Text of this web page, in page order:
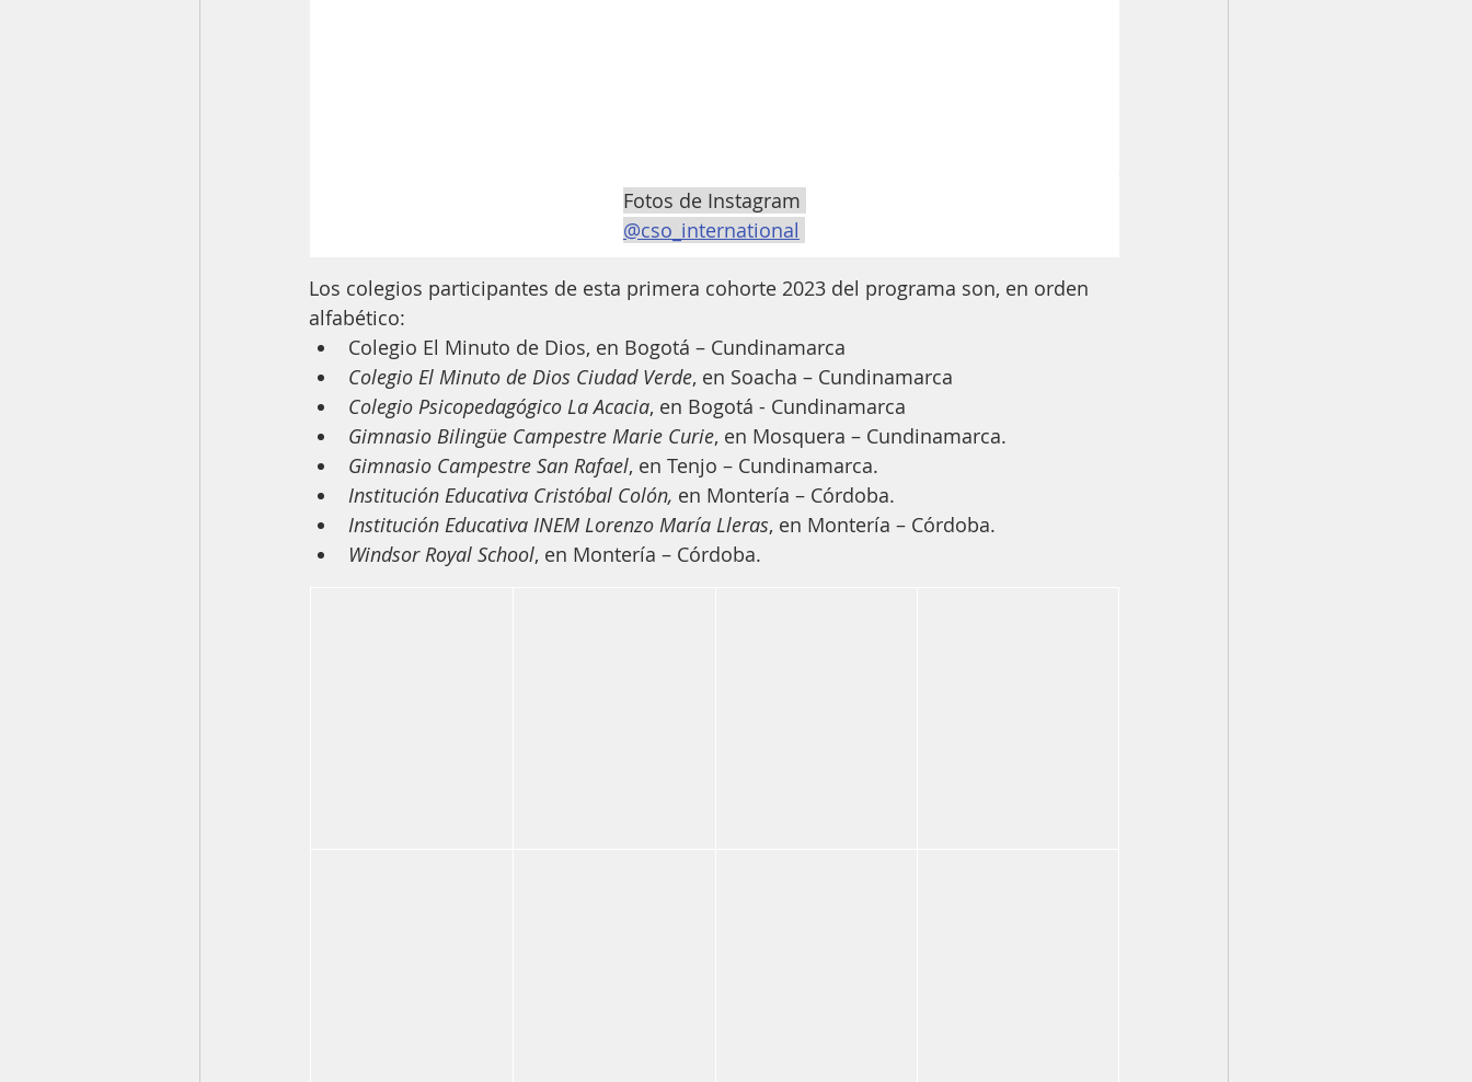
Fotos de Instagram
@cso_international
Los colegios participantes de esta primera cohorte 2023 del programa son, en orden
alfabético:
Colegio El Minuto de Dios, en Bogotá – Cundinamarca
Colegio El Minuto de Dios Ciudad Verde, en Soacha – Cundinamarca
Colegio Psicopedagógico La Acacia, en Bogotá - Cundinamarca
Gimnasio Bilingüe Campestre Marie Curie, en Mosquera – Cundinamarca.
Gimnasio Campestre San Rafael, en Tenjo – Cundinamarca.
Institución Educativa Cristóbal Colón, en Montería – Córdoba.
Institución Educativa INEM Lorenzo María Lleras, en Montería – Córdoba.
Windsor Royal School, en Montería – Córdoba.